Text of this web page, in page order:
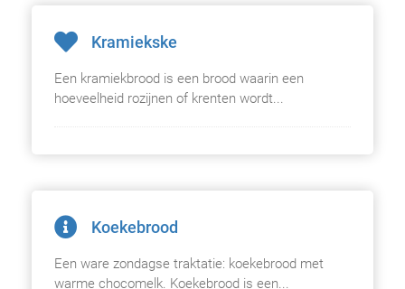
Kramiekske
Een kramiekbrood is een brood waarin een
hoeveelheid rozijnen of krenten wordt...
Koekebrood
Een ware zondagse traktatie: koekebrood met
warme chocomelk. Koekebrood is een...